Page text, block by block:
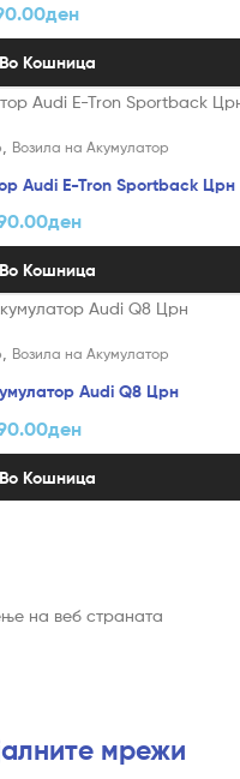
ден
Кошница
Возила на Акумулатор
Audi E-Tron Sportback Црн
ден
Кошница
, Возила на Акумулатор
Audi Q8 Црн
ден
Кошница
на веб страната
мрежи